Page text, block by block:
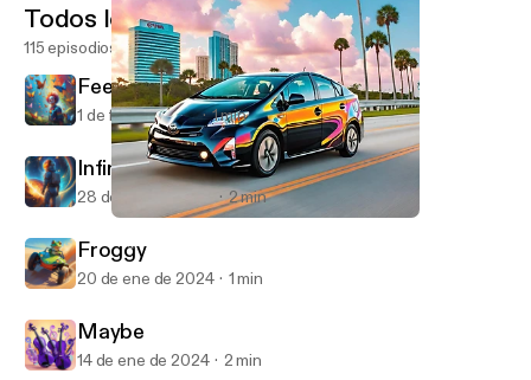
Todos los episodios
115 episodios
Feeling Just Fine
1 de feb de 2024 1 min
Infinite
28 de ene de 2024 2 min
Froggy
20 de ene de 2024 1 min
Maybe
14 de ene de 2024 2 min